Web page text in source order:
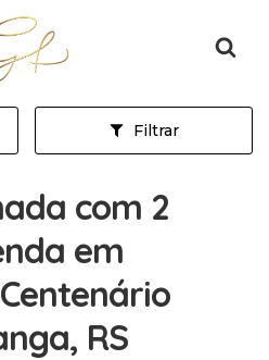
inicial
Filtrar
com 2
em
RS